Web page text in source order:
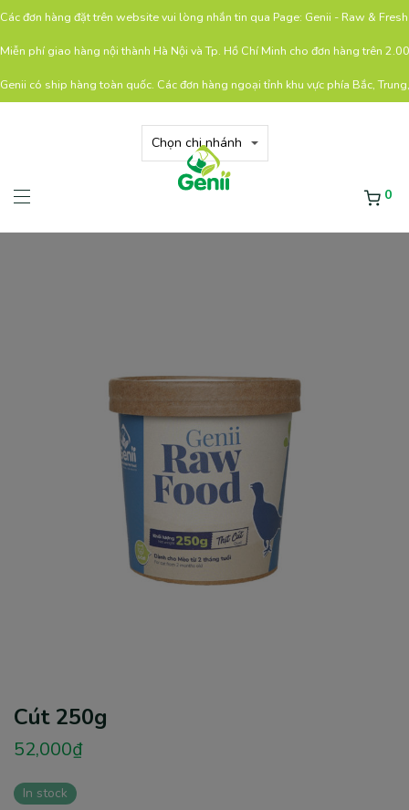
Các đơn hàng đặt trên website vui lòng nhắn tin qua Page: Genii - Raw &
Miễn phí giao hàng nội thành Hà Nội và Tp. Hồ Chí Minh cho đơn hàng trên
Genii có ship hàng toàn quốc. Các đơn hàng ngoại tỉnh khu vực phía Bắc,
0
Cút 250g
52,000₫
In stock